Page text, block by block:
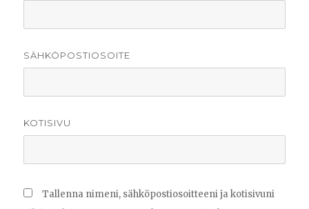
SÄHKÖPOSTIOSOITE
KOTISIVU
Tallenna nimeni, sähköpostiosoitteeni ja kotisivuni